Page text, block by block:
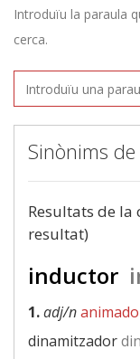
Introduïu la paraula
cerca.
Sinònims
Resultats de la
resultat)
inductor
1.adj/n
dinamitzador